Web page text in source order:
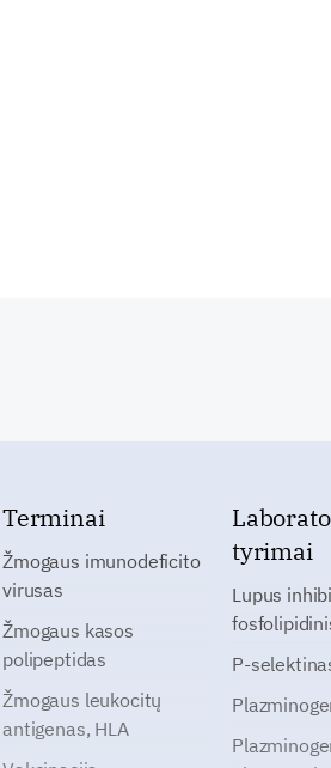
Terminai
Žmogaus imunodeficito
virusas
Žmogaus kasos
polipeptidas
Žmogaus leukocitų
antigenas, HLA
tyrimai
Lupus
P-